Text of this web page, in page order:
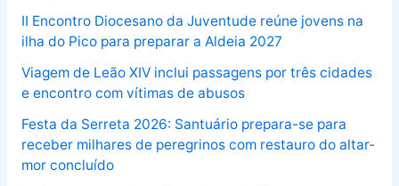
II Encontro Diocesano da Juventude reúne jovens na
ilha do Pico para preparar a Aldeia 2027
Viagem de Leão XIV inclui passagens por três cidades
e encontro com vítimas de abusos
Festa da Serreta 2026: Santuário prepara-se para
receber milhares de peregrinos com restauro do altar-
mor concluído